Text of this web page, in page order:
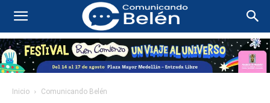
Inicio Comunicando Belén